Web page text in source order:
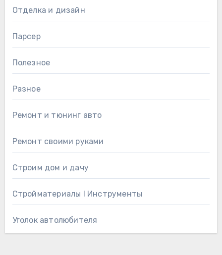
Отделка и дизайн
Парсер
Полезное
Разное
Ремонт и тюнинг авто
Ремонт своими руками
Строим дом и дачу
Стройматериалы l Инструменты
Уголок автолюбителя